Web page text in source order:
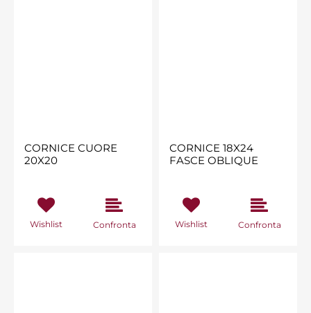
CORNICE CUORE
20X20
Wishlist Confronta
CORNICE 18X24
FASCE OBLIQUE
Wishlist Confronta